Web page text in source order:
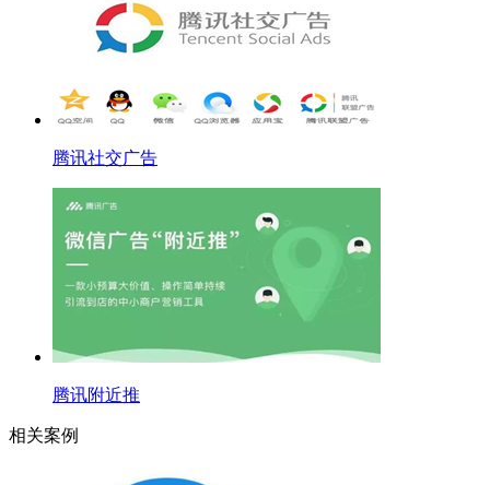
腾讯社交广告
腾讯附近推
相关案例